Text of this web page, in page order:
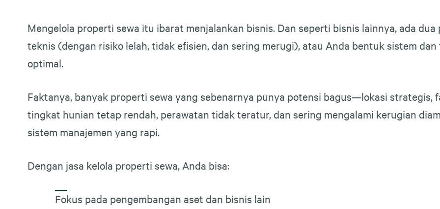
Mengelola properti sewa itu ibarat menjalankan bisnis. Dan seperti bisnis lainnya, ada
teknis (dengan risiko lelah, tidak efisien, dan sering merugi), atau Anda bentuk sistem
optimal.
Faktanya, banyak properti sewa yang sebenarnya punya potensi bagus—lokasi
tingkat hunian tetap rendah, perawatan tidak teratur, dan sering mengalami kerugian
sistem manajemen yang rapi.
Dengan jasa kelola properti sewa, Anda bisa:
Fokus pada pengembangan aset dan bisnis lain